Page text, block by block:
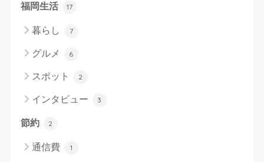
福岡生活 17
暮らし 7
グルメ 6
スポット 2
インタビュー 3
節約 2
通信費 1